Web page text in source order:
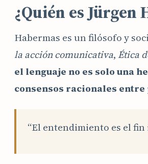
¿Quién es Jürgen
Habermas es un filósofo y
la acción comunicativa, Ética
el lenguaje no es solo una
consensos racionales
“El entendimiento es el